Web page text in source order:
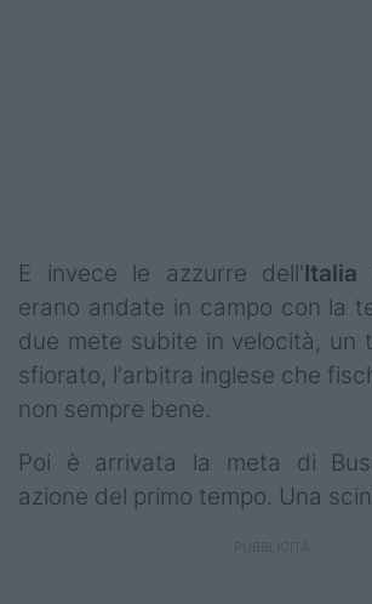
E invece le azzurre dell'Italia
erano andate in campo con la
due mete subite in velocità, un
sfiorato, l'arbitra inglese che
non sempre bene.
Poi è arrivata la meta di
azione del primo tempo. Una